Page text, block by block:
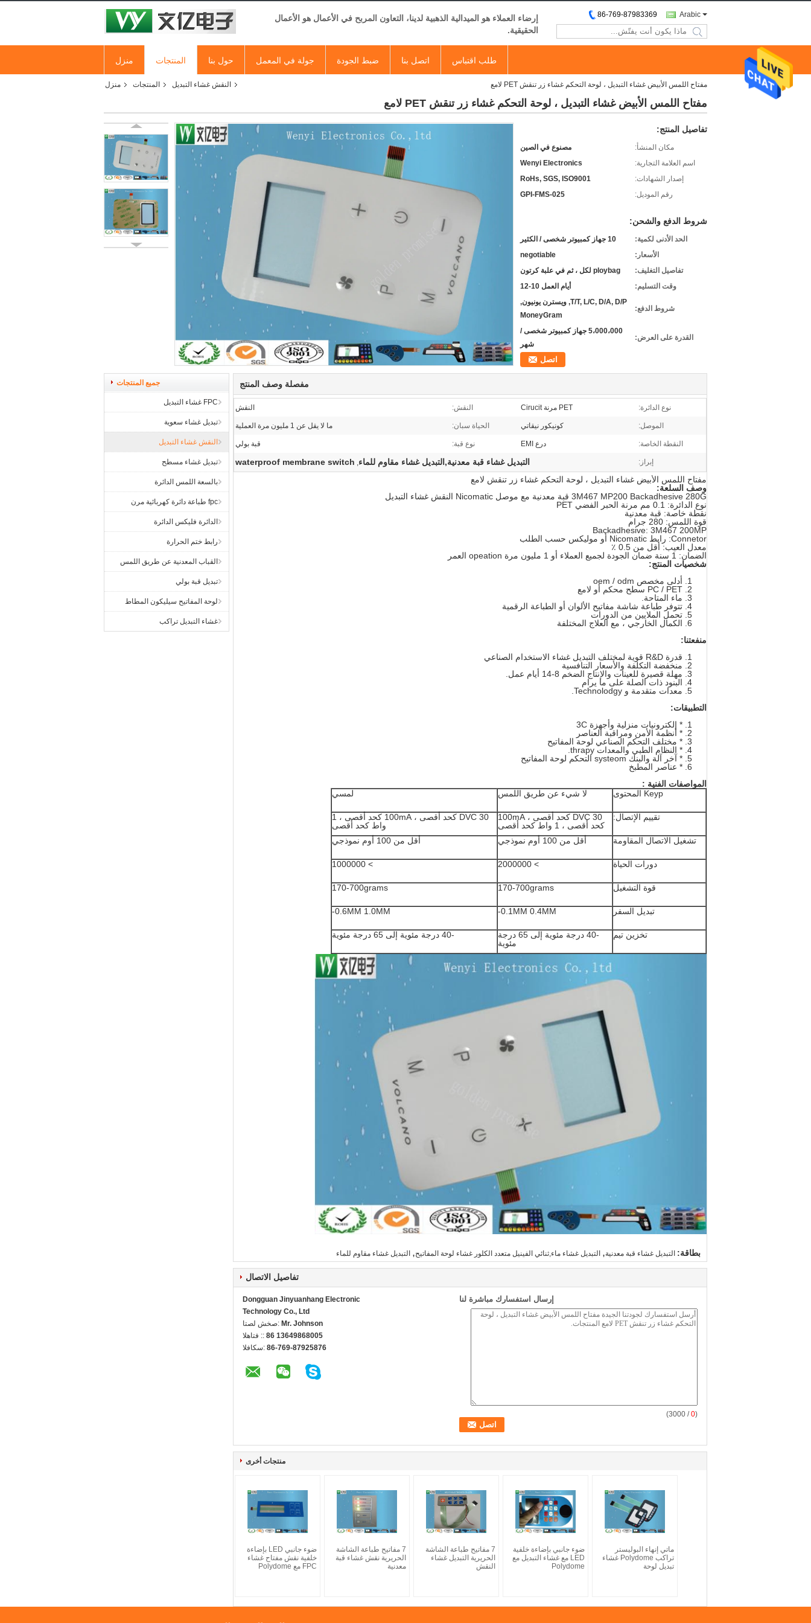
إرضاء العملاء هو الميدالية الذهبية لدينا، التعاون المربح في الأعمال هو الأعمال
الحقيقية.
Arabic
86-769-87983369
search
منزل المنتجات حول بنا جولة في المعمل ضبط الجودة اتصل بنا طلب اقتباس
منزل المنتجات النقش غشاء التبديل مفتاح اللمس الأبيض غشاء التبديل ، لوحة التحكم غشاء زر تنقش PET لامع
مفتاح اللمس الأبيض غشاء التبديل ، لوحة التحكم غشاء زر تنقش PET لامع
تفاصيل المنتج:
مكان المنشأ:
مصنوع في الصين
اسم العلامة التجارية:
Wenyi Electronics
إصدار الشهادات:
RoHs, SGS, ISO9001
رقم الموديل:
GPI-FMS-025
شروط الدفع والشحن:
الحد الأدنى لكمية:
10 جهاز كمبيوتر شخصى / الكثير
الأسعار:
negotiable
تفاصيل التغليف:
ploybag لكل ، ثم في علبة كرتون
وقت التسليم:
أيام العمل 10-12
شروط الدفع:
T/T, L/C, D/A, D/P, ويسترن يونيون,
MoneyGram
القدرة على العرض:
5،000،000 جهاز كمبيوتر شخصى /
شهر
اتصل
جميع المنتجات
FPC غشاء التبديل
تبديل غشاء سعوية
النقش غشاء التبديل
تبديل غشاء مسطح
بالسعة اللمس الدائرة
fpc طباعة دائرة كهربائية مرن
الدائرة فليكس الدائرة
رابط ختم الحرارة
القباب المعدنية عن طريق اللمس
تبديل قبة بولي
لوحة المفاتيح سيليكون المطاط
غشاء التبديل تراكب
مفصلة وصف المنتج
نوع الدائرة: PET مرنة Cirucit النقش: النقش
الموصل: كونيكور نيقاتي الحياة سبان: ما لا يقل عن 1 مليون مرة العملية
النقطة الخاصة: درع EMI نوع قبة: قبة بولي
إبراز: التبديل غشاء قبة معدنية,التبديل غشاء مقاوم للماء,
waterproof membrane switch
مفتاح اللمس الأبيض غشاء التبديل ، لوحة التحكم غشاء زر تنقش لامع
وصف السلعة:
3M467 MP200 Backadhesive 280G قبة معدنية مع موصل Nicomatic النقش غشاء التبديل
نوع الدائرة: 0.1 مم مرنة الحبر الفضي PET
نقطة خاصة: قبة معدنية
قوة اللمس: 280 جرام
Backadhesive: 3M467 200MP
Connetor: رابط Nicomatic أو موليكس حسب الطلب
معدل العيب: أقل من 0.5 ٪
الضمان: 1 سنة ضمان الجودة لجميع العملاء أو 1 مليون مرة opeation العمر
شخصيات المنتج:
أدلى مخصص oem / odm
PC / PET سطح محكم أو لامع
ماء المتاحة.
تتوفر طباعة شاشة مفاتيح الألوان أو الطباعة الرقمية
تحمل الملايين من الدورات
الكمال الخارجي ، مع العلاج المختلفة
منفعتنا:
قدرة R&D قوية لمختلف التبديل غشاء الاستخدام الصناعي
منخفضة التكلفة والأسعار التنافسية
مهلة قصيرة للعينات والإنتاج الضخم 8-14 أيام عمل.
البنود ذات الصلة على ما يرام
معدات متقدمة و Technolodgy.
التطبيقات:
* إلكترونيات منزلية وأجهزة 3C
* أنظمة الأمن ومراقبة العناصر
* مختلف التحكم الصناعي لوحة المفاتيح
* النظام الطبي والمعدات thrapy.
* آخر آلة والبنك systeom التحكم لوحة المفاتيح
* عناصر المطبخ
المواصفات الفنية :
Keyp المحتوى
لا شيء عن طريق اللمس لمسي
تقييم الإتصال:
30 DVC كحد أقصى ، 100mA
كحد أقصى ، 1 واط كحد أقصى
30 DVC كحد أقصى ، 100mA كحد أقصى ، 1
واط كحد أقصى
تشغيل الاتصال المقاومة
أقل من 100 أوم نموذجي أقل من 100 أوم نموذجي
دورات الحياة > 2000000
> 1000000
قوة التشغيل 170-700grams
170-700grams
تبديل السفر 0.1MM 0.4MM-
0.6MM 1.0MM-
تخزين تيم
-40 درجة مئوية إلى 65 درجة
مئوية
-40 درجة مئوية إلى 65 درجة مئوية
بطاقة: التبديل غشاء قبة معدنية, التبديل غشاء ماء,ثنائي الفينيل متعدد الكلور غشاء لوحة المفاتيح, التبديل غشاء مقاوم للماء
تفاصيل الاتصال
Dongguan Jinyuanhang Electronic
Technology Co., Ltd
اتصل شخص: Mr. Johnson
الهاتف :: 86 13649868005
الفاكس: 86-769-87925876
إرسال استفسارك مباشرة لنا
(
0
/ 3000)
منتجات أخرى
ضوء جانبي LED بإضاءة
خلفية نقش مفتاح غشاء
FPC مع Polydome
7 مفاتيح طباعة الشاشة
الحريرية نقش غشاء قبة
معدنية
7 مفاتيح طباعة الشاشة
الحريرية التبديل غشاء
النقش
ضوء جانبي بإضاءة خلفية
LED مع غشاء التبديل مع
Polydome
ماتي إنهاء البوليستر
تراكب Polydome غشاء
تبديل لوحة